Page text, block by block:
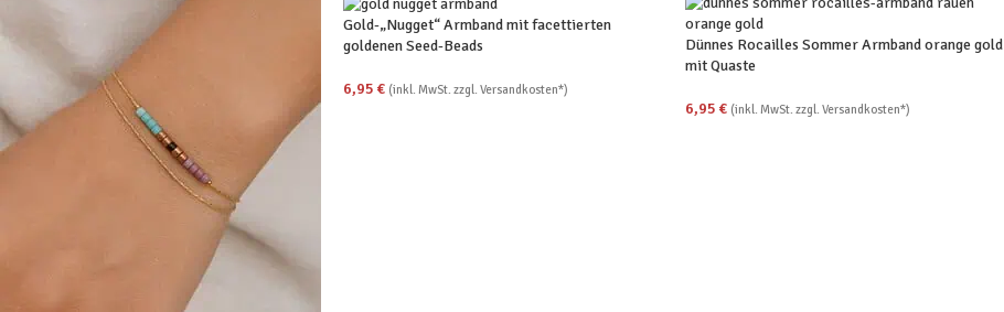
Gold-„Nugget“ Armband mit facettierten
goldenen Seed-Beads
6,95 € (inkl. MwSt. zzgl. Versandkosten*)
Dünnes Rocailles Sommer Armband orange gold
mit Quaste
6,95 € (inkl. MwSt. zzgl. Versandkosten*)